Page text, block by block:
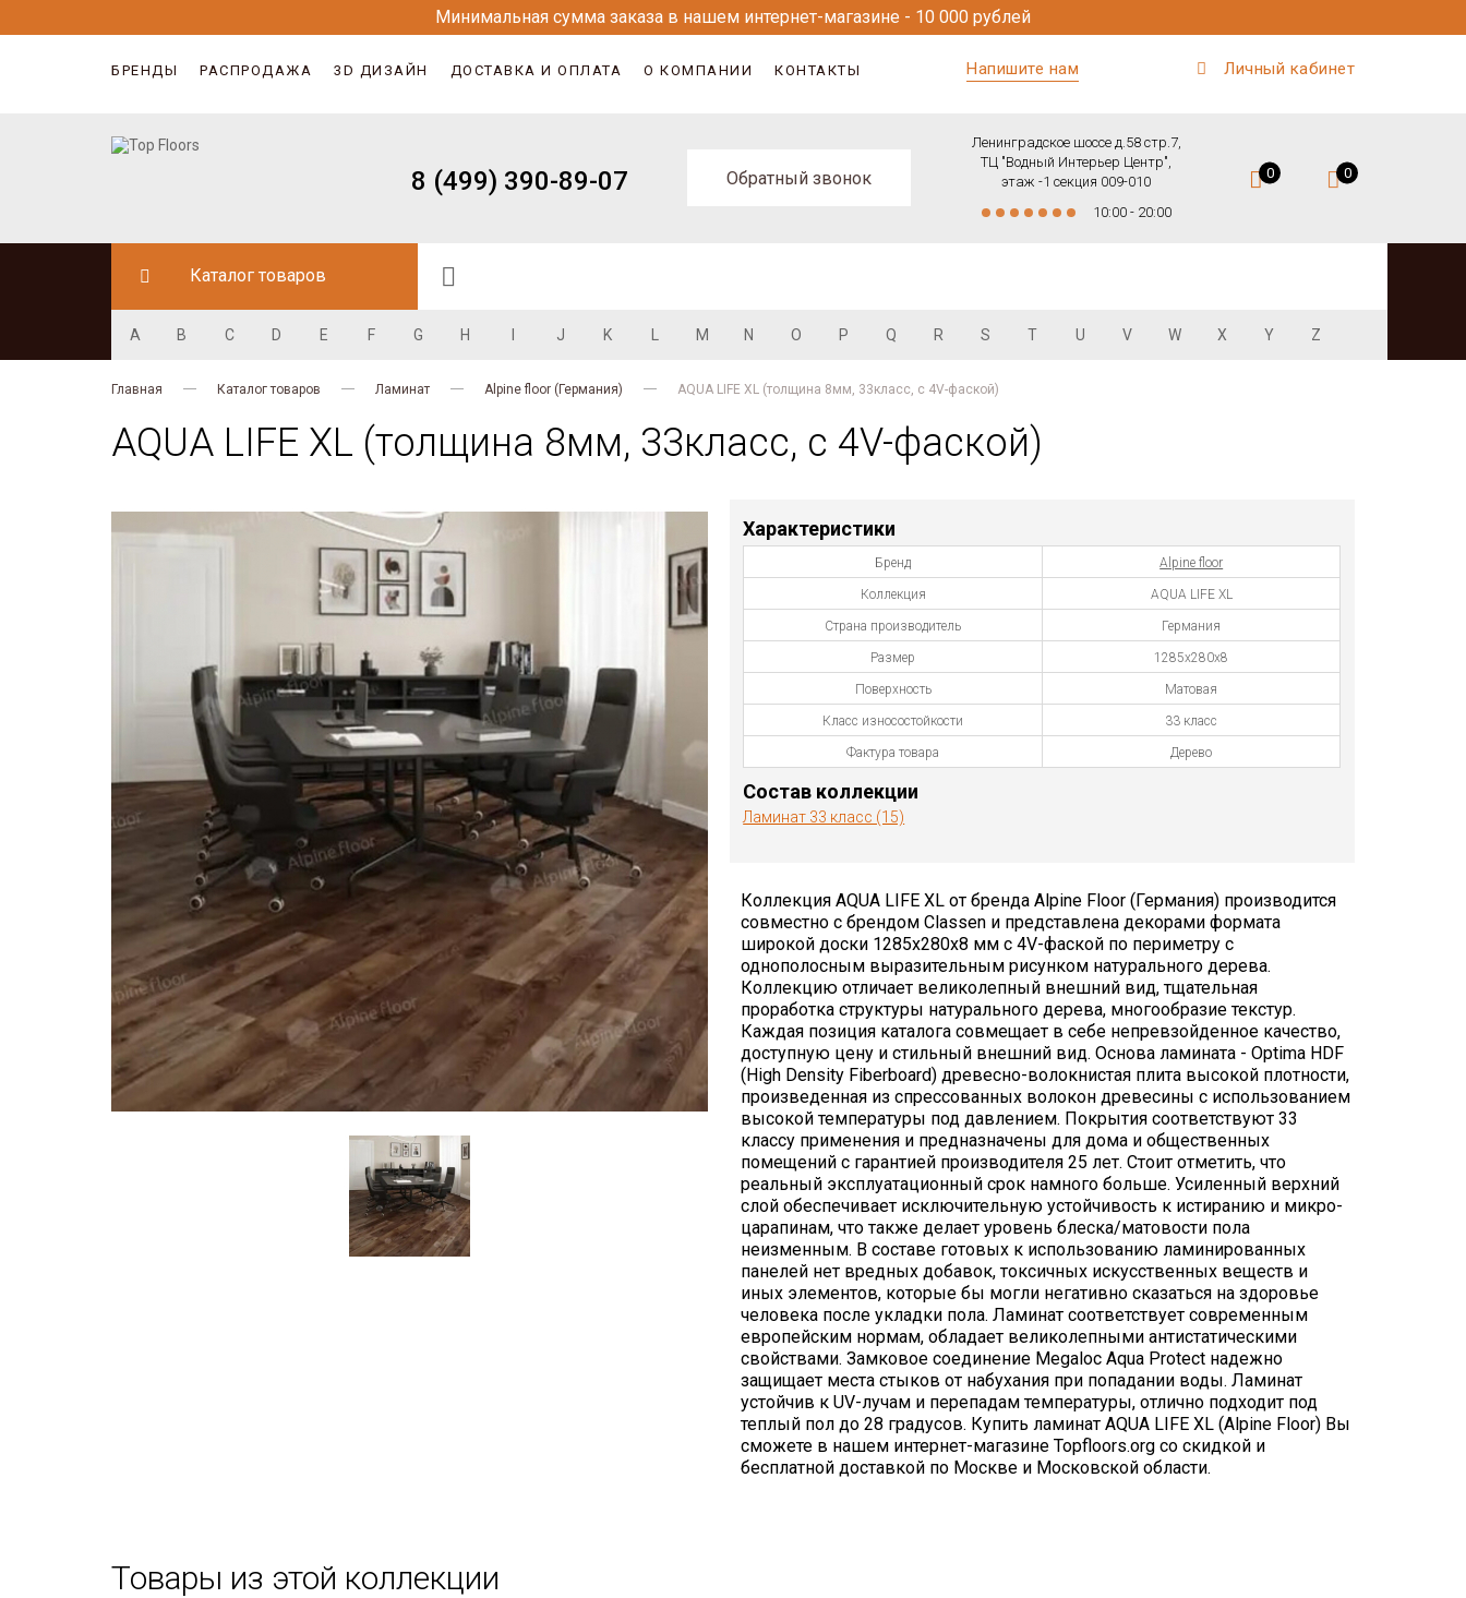
Минимальная сумма заказа в нашем интернет-магазине - 10 000 рублей
БРЕНДЫ РАСПРОДАЖА 3D ДИЗАЙН ДОСТАВКА И ОПЛАТА О КОМПАНИИ КОНТАКТЫ Напишите нам Личный кабинет
8 (499) 390-89-07 Обратный звонок
Ленинградское шоссе д.58 стр.7,
ТЦ "Водный Интерьер Центр",
этаж -1 секция 009-010
10:00 - 20:00
0 0
Каталог товаров
A B C D E F G H J K M N O P Q R S T U V W X Y Z
Главная Каталог товаров Ламинат Alpine floor (Германия) AQUA LIFE XL (толщина 8мм, 33класс, с 4V-фаской)
AQUA LIFE XL (толщина 8мм, 33класс, с 4V-фаской)
Характеристики
Бренд Alpine floor
Коллекция AQUA LIFE XL
Страна производитель Германия
Размер 1285х280х8
Поверхность Матовая
Класс износостойкости 33 класс
Фактура товара Дерево
Состав коллекции
Ламинат 33 класс (15)
Коллекция AQUA LIFE XL от бренда Alpine Floor (Германия) производится
совместно с брендом Classen и представлена декорами формата
широкой доски 1285х280x8 мм с 4V-фаской по периметру с
однополосным выразительным рисунком натурального дерева.
Коллекцию отличает великолепный внешний вид, тщательная
проработка структуры натурального дерева, многообразие текстур.
Каждая позиция каталога совмещает в себе непревзойденное качество,
доступную цену и стильный внешний вид. Основа ламината - Optima HDF
(High Density Fiberboard) древесно-волокнистая плита высокой плотности,
произведенная из спрессованных волокон древесины с использованием
высокой температуры под давлением. Покрытия соответствуют 33
классу применения и предназначены для дома и общественных
помещений с гарантией производителя 25 лет. Стоит отметить, что
реальный эксплуатационный срок намного больше. Усиленный верхний
слой обеспечивает исключительную устойчивость к истиранию и микро-
царапинам, что также делает уровень блеска/матовости пола
неизменным. В составе готовых к использованию ламинированных
панелей нет вредных добавок, токсичных искусственных веществ и
иных элементов, которые бы могли негативно сказаться на здоровье
человека после укладки пола. Ламинат соответствует современным
европейским нормам, обладает великолепными антистатическими
свойствами. Замковое соединение Megaloc Aqua Protect надежно
защищает места стыков от набухания при попадании воды. Ламинат
устойчив к UV-лучам и перепадам температуры, отлично подходит под
теплый пол до 28 градусов. Купить ламинат AQUA LIFE XL (Alpine Floor) Вы
сможете в нашем интернет-магазине Topfloors.org со скидкой и
бесплатной доставкой по Москве и Московской области.
Товары из этой коллекции